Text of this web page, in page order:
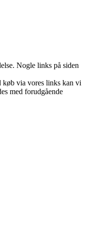
Nogle links på siden
køb via vores links kan vi
med forudgående